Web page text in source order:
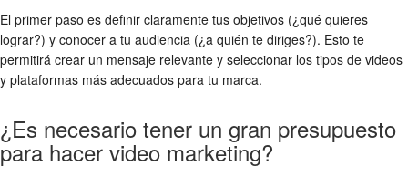
El primer paso es definir claramente tus objetivos (¿qué quieres
lograr?) y conocer a tu audiencia (¿a quién te diriges?). Esto te
permitirá crear un mensaje relevante y seleccionar los tipos de videos
y plataformas más adecuados para tu marca.
¿Es necesario tener un gran presupuesto
para hacer video marketing?